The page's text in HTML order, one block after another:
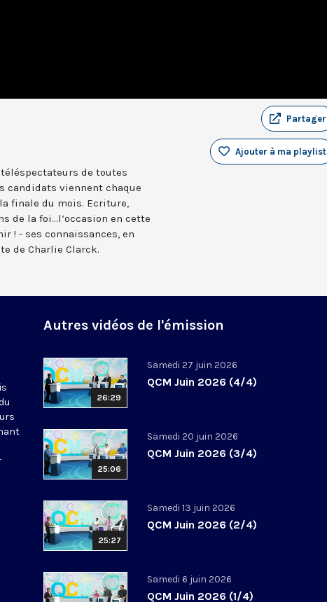
Partager
Ajouter à ma playlist
de toutes
candidats viennent chaque
finale du mois. Ecriture,
de la foi...l’occasion en cette
! - ses connaissances, en
de Charlie Clarck.
Autres vidéos de l'émission
26:29
Samedi 27 juin 2026
QCM Juin 2026 (4/4)
25:06
Samedi 20 juin 2026
QCM Juin 2026 (3/4)
25:27
Samedi 13 juin 2026
QCM Juin 2026 (2/4)
Samedi 6 juin 2026
QCM Juin 2026 (1/4)